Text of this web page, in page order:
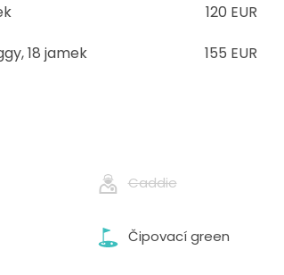
120 EUR
,18 jamek 155 EUR
Caddie
Čipovací green